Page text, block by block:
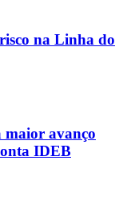
na Linha do
maior avanço
IDEB